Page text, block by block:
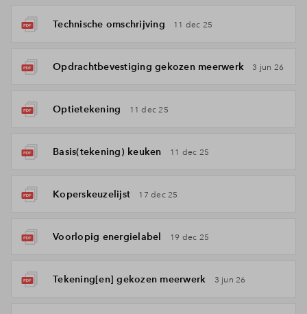
Technische omschrijving 11 dec 25
Opdrachtbevestiging gekozen meerwerk 3 jun 26
Optietekening 11 dec 25
Basis(tekening) keuken 11 dec 25
Koperskeuzelijst 17 dec 25
Voorlopig energielabel 19 dec 25
Tekening[en] gekozen meerwerk 3 jun 26